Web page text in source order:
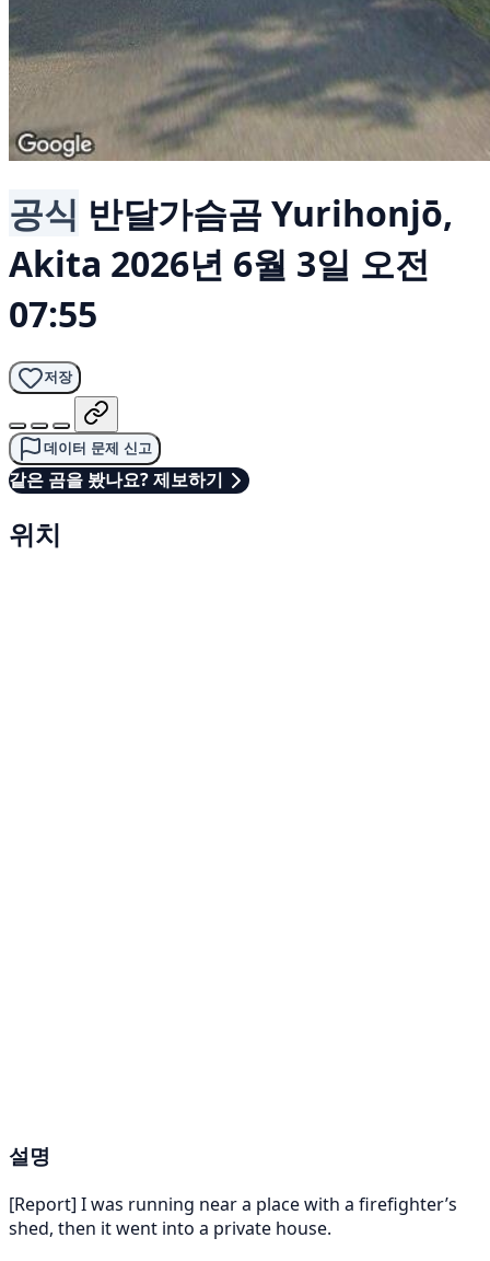
공식 반달가슴곰 Yurihonjō,
Akita 2026년 6월 3일 오전
07:55
저장
데이터 문제 신고
같은 곰을 봤나요? 제보하기
위치
설명
[Report] I was running near a place with a firefighter’s
shed, then it went into a private house.